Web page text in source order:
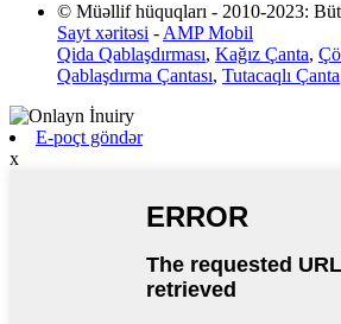
© Müəllif hüquqları - 2010-2023:
Sayt xəritəsi - AMP Mobil
Qida Qablaşdırması, Kağız Çanta,
Qablaşdırma Çantası, Tutacaqlı Çanta
E-poçt göndər
x